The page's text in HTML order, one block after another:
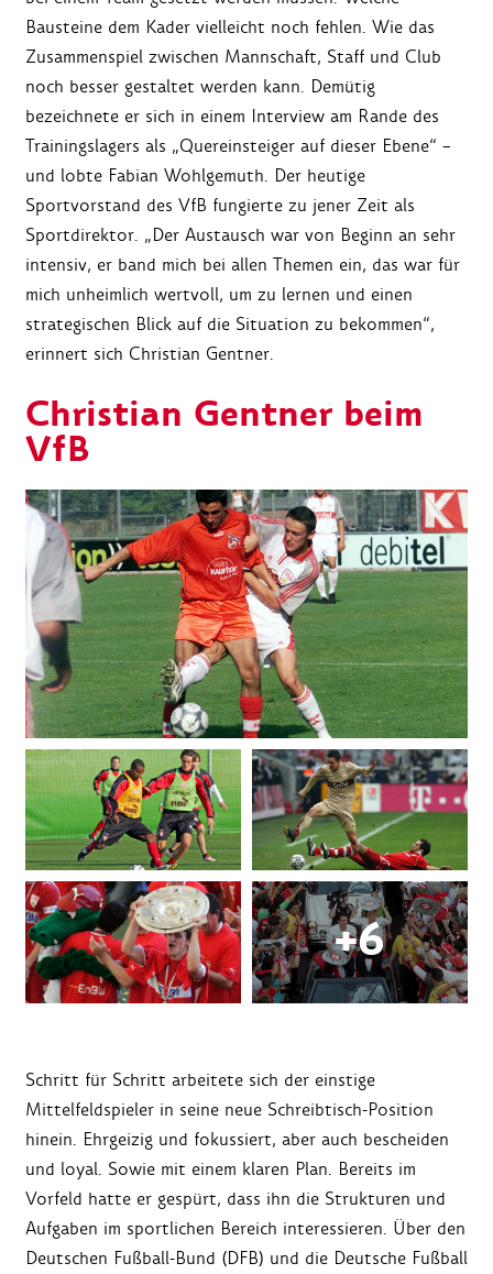
Bausteine dem Kader vielleicht noch fehlen. Wie das
Zusammenspiel zwischen Mannschaft, Staff und Club
noch besser gestaltet werden kann. Demütig
bezeichnete er sich in einem Interview am Rande des
Trainingslagers als „Quereinsteiger auf dieser Ebene“ –
und lobte Fabian Wohlgemuth. Der heutige
Sportvorstand des VfB fungierte zu jener Zeit als
Sportdirektor. „Der Austausch war von Beginn an sehr
intensiv, er band mich bei allen Themen ein, das war für
mich unheimlich wertvoll, um zu lernen und einen
strategischen Blick auf die Situation zu bekommen“,
erinnert sich Christian Gentner.
Christian Gentner beim
VfB
Schritt für Schritt arbeitete sich der einstige
Mittelfeldspieler in seine neue Schreibtisch-Position
hinein. Ehrgeizig und fokussiert, aber auch bescheiden
und loyal. Sowie mit einem klaren Plan. Bereits im
Vorfeld hatte er gespürt, dass ihn die Strukturen und
Aufgaben im sportlichen Bereich interessieren. Über den
Deutschen Fußball-Bund (DFB) und die Deutsche Fußball